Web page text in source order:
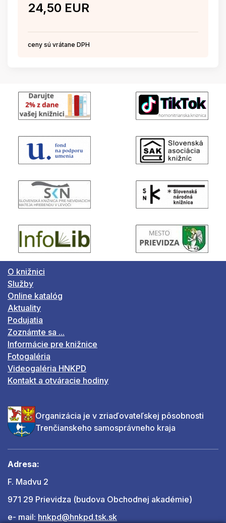
24,50 EUR
ceny sú vrátane DPH
O knižnici
Služby
Online katalóg
Aktuality
Podujatia
Zoznámte sa ...
Informácie pre knižnice
Fotogaléria
Videogaléria HNKPD
Kontakt a otváracie hodiny
Organizácia je v zriaďovateľskej pôsobnosti
Trenčianskeho samosprávneho kraja
Adresa:
F. Madvu 2
971 29 Prievidza (budova Obchodnej akadémie)
e- mail: hnkpd@hnkpd.tsk.sk